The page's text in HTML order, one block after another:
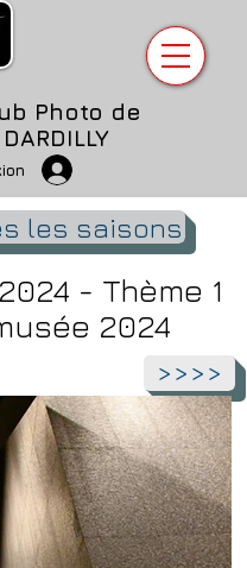
Photo de
DARDILLY
les saisons
- Thème 1
2024
>>>>